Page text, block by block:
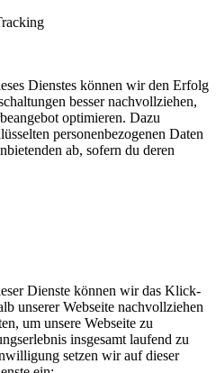
Dienstes können wir den Erfolg
besser nachvollziehen,
optimieren. Dazu
personenbezogenen Daten
ab, sofern du deren
Dienste können wir das Klick-
unserer Webseite nachvollziehen
um unsere Webseite zu
insgesamt laufend zu
setzen wir auf dieser